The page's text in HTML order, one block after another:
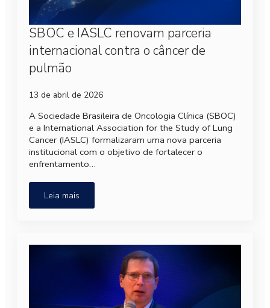
SBOC e IASLC renovam parceria
internacional contra o câncer de
pulmão
13 de abril de 2026
A Sociedade Brasileira de Oncologia Clínica (SBOC)
e a International Association for the Study of Lung
Cancer (IASLC) formalizaram uma nova parceria
institucional com o objetivo de fortalecer o
enfrentamento…
Leia mais